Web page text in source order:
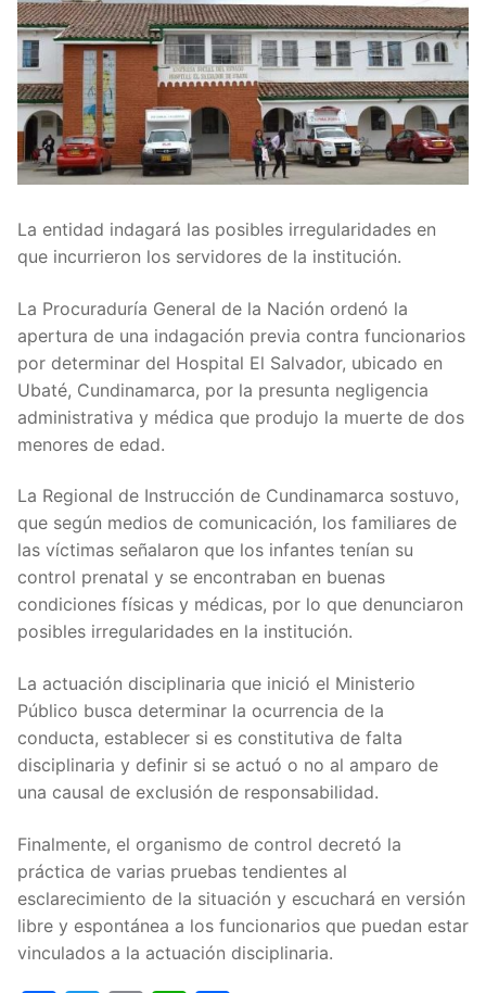
La entidad indagará las posibles irregularidades en
que incurrieron los servidores de la institución.
La Procuraduría General de la Nación ordenó la
apertura de una indagación previa contra funcionarios
por determinar del Hospital El Salvador, ubicado en
Ubaté, Cundinamarca, por la presunta negligencia
administrativa y médica que produjo la muerte de dos
menores de edad.
La Regional de Instrucción de Cundinamarca sostuvo,
que según medios de comunicación, los familiares de
las víctimas señalaron que los infantes tenían su
control prenatal y se encontraban en buenas
condiciones físicas y médicas, por lo que denunciaron
posibles irregularidades en la institución.
La actuación disciplinaria que inició el Ministerio
Público busca determinar la ocurrencia de la
conducta, establecer si es constitutiva de falta
disciplinaria y definir si se actuó o no al amparo de
una causal de exclusión de responsabilidad.
Finalmente, el organismo de control decretó la
práctica de varias pruebas tendientes al
esclarecimiento de la situación y escuchará en versión
libre y espontánea a los funcionarios que puedan estar
vinculados a la actuación disciplinaria.